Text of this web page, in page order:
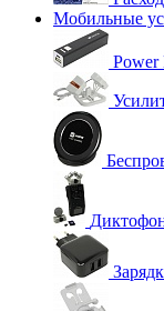
Мобильные